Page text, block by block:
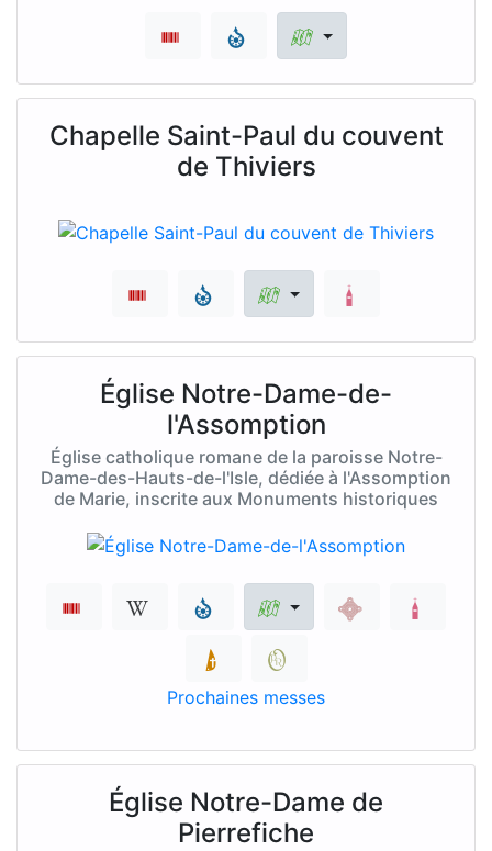
Chapelle Saint-Paul du couvent
de Thiviers
Église Notre-Dame-de-
l'Assomption
Église catholique romane de la paroisse Notre-
Dame-des-Hauts-de-l'Isle, dédiée à l'Assomption
de Marie, inscrite aux Monuments historiques
Prochaines messes
Église Notre-Dame de
Pierrefiche